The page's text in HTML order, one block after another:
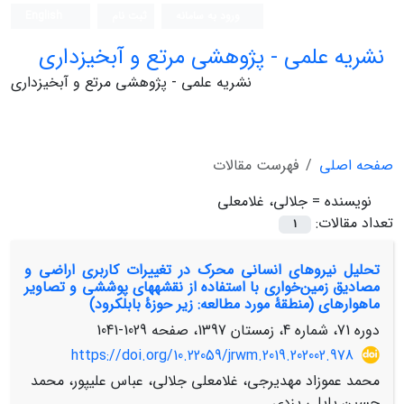
نشریه علمی - پژوهشی مرتع و آبخیزداری
نشریه علمی - پژوهشی مرتع و آبخیزداری
صفحه اصلی
فهرست مقالات
نویسنده = جلالی، غلامعلی
تعداد مقالات:
1
تحلیل نیروهای انسانی محرک در تغییرات کاربری اراضی و
مصادیق زمین‌خواری با استفاده از نقشه‏های پوششی و تصاویر
ماهواره‏ای (منطقۀ مورد مطالعه: زیر حوزۀ بابلکرود)
دوره 71، شماره 4، زمستان 1397، صفحه
1029-1041
https://doi.org/10.22059/jrwm.2019.202002.978
محمد عموزاد مهدیرجی، غلامعلی جلالی، عباس علیپور، محمد